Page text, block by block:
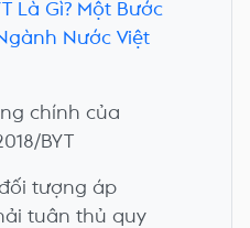
Là Gì? Một Bước
Nước Việt
chính của
BYT
tượng áp
tuân thủ quy